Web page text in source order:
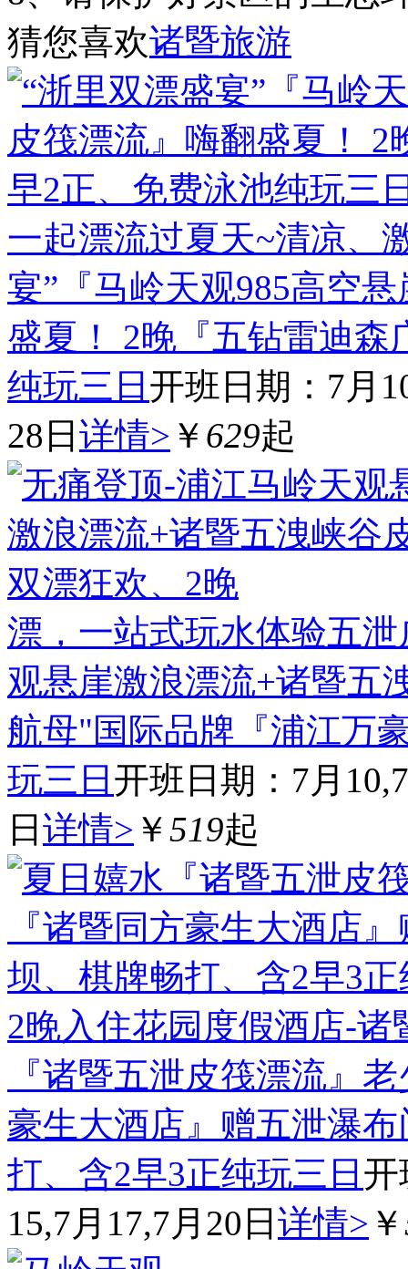
猜您喜欢诸暨旅游
一起漂流过夏天~清凉、
宴”『马岭天观985高空
盛夏！ 2晚『五钻雷迪森
纯玩三日 开班日期：7月
28日 详情> ￥ 629起
漂，一站式玩水体验五
观悬崖激浪漂流+诸暨五
航母"国际品牌『浦江万
玩三日 开班日期：7月
日 详情> ￥519起
2晚入住花园度假酒店-诸
『诸暨五泄皮筏漂流』
豪生大酒店』赠五泄瀑
打、含2早3正纯玩三日 开
15,7月17,7月20日 详情> ￥